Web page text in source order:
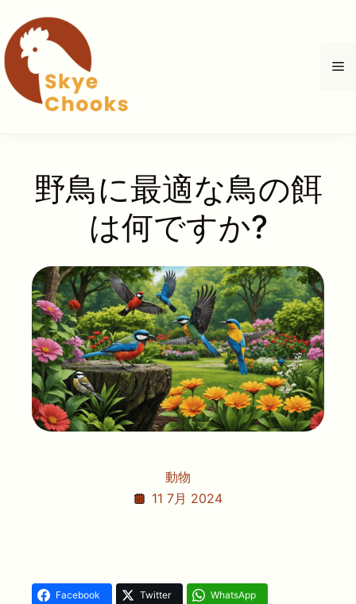
テ
ン
ツ
メ
野鳥に最適な鳥の餌
は何ですか?
動物
11 7月 2024
Facebook Twitter WhatsApp